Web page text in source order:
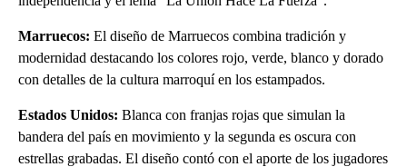
Marruecos: El diseño de Marruecos combina tradición y
modernidad destacando los colores rojo, verde, blanco y dorado
con detalles de la cultura marroquí en los estampados.
Estados Unidos: Blanca con franjas rojas que simulan la
bandera del país en movimiento y la segunda es oscura con
estrellas grabadas. El diseño contó con el aporte de los jugadores